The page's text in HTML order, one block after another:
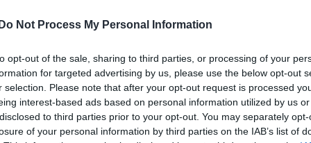
Do Not Process My Personal Information
opt-out of the sale, sharing to third parties, or processing of your
for targeted advertising by us, please use the below opt-out
selection. Please note that after your opt-out request is processed
interest-based ads based on personal information utilized by us
to third parties prior to your opt-out. You may separately
of your personal information by third parties on the IAB’s list of
Global Open Call,
oltre 9.500 artisti di ben 149 Paesi, questo
che il punto di vista femminile è non
della creazione di immagini
sia importante questo progetto!